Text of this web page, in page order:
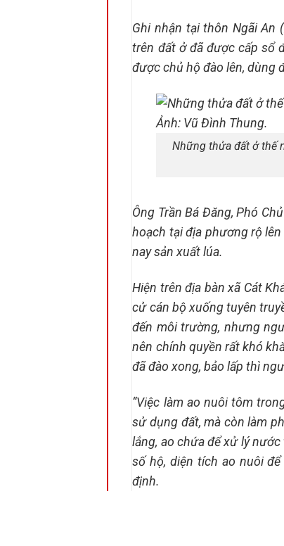
Ghi nhận tại thôn Ngãi An
trên đất ở đã được cấp sổ
được chủ hộ đào lên, dùng
Những thửa đất ở thế
Ông Trần Bá Đăng, Phó
hoạch tại địa phương rộ
nay sản xuất lúa.
Hiện trên địa bàn xã Cát
cử cán bộ xuống tuyên
đến môi trường, nhưng
nên chính quyền rất khó
đã đào xong, bảo lấp thì
“Việc làm ao nuôi tôm
sử dụng đất, mà còn làm
lắng, ao chứa để xử lý
số hộ, diện tích ao nuôi
định.